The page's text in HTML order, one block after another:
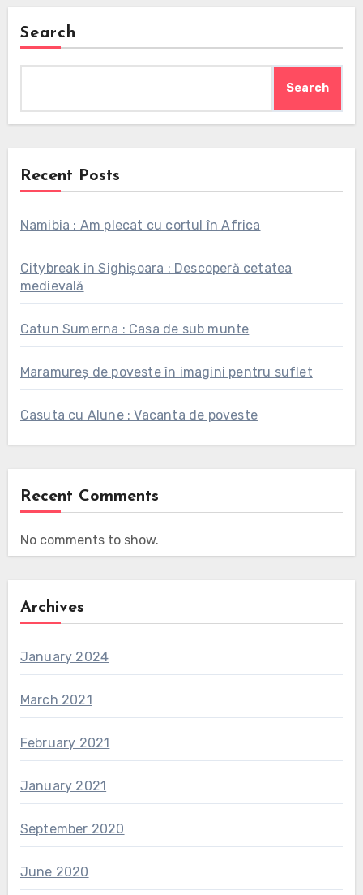
Search
Search
Recent Posts
Namibia : Am plecat cu cortul în Africa
Citybreak in Sighișoara : Descoperă cetatea
medievală
Catun Sumerna : Casa de sub munte
Maramureș de poveste în imagini pentru suflet
Casuta cu Alune : Vacanta de poveste
Recent Comments
No comments to show.
Archives
January 2024
March 2021
February 2021
January 2021
September 2020
June 2020